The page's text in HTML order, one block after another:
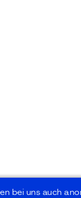
bei uns auch